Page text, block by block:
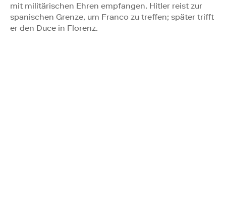
mit militärischen Ehren empfangen. Hitler reist zur
spanischen Grenze, um Franco zu treffen; später trifft
er den Duce in Florenz.